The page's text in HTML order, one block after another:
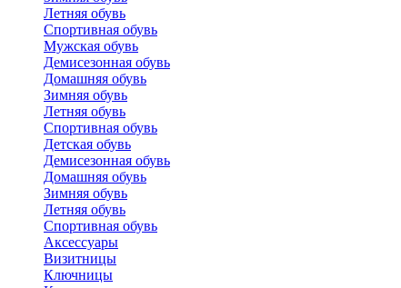
Летняя обувь
Спортивная обувь
Мужская обувь
Демисезонная обувь
Домашняя обувь
Зимняя обувь
Летняя обувь
Спортивная обувь
Детская обувь
Демисезонная обувь
Домашняя обувь
Зимняя обувь
Летняя обувь
Спортивная обувь
Аксессуары
Визитницы
Ключницы